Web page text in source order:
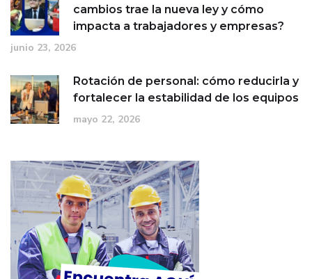
cambios trae la nueva ley y cómo
impacta a trabajadores y empresas?
junio 23, 2026
Rotación de personal: cómo reducirla y
fortalecer la estabilidad de los equipos
mayo 22, 2026